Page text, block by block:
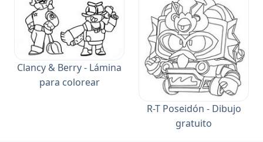
Clancy & Berry - Lámina
para colorear
R-T Poseidón - Dibujo
gratuito